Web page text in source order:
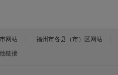
网站
福州市各县（市）区网站
链接